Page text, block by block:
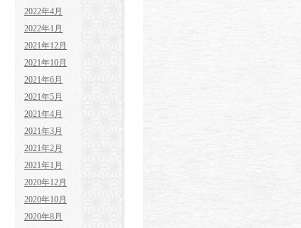
2022年4月
2022年1月
2021年12月
2021年10月
2021年6月
2021年5月
2021年4月
2021年3月
2021年2月
2021年1月
2020年12月
2020年10月
2020年8月